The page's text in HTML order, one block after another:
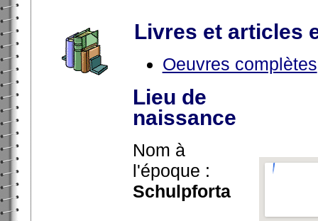
Livres et articles
Oeuvres complètes
Lieu de
naissance
Nom à
l'époque :
Schulpforta